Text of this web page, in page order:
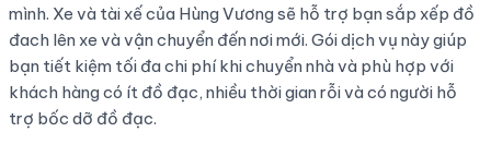
mình. Xe và tài xế của Hùng Vương sẽ hỗ trợ bạn sắp xếp đồ
đach lên xe và vận chuyển đến nơi mới. Gói dịch vụ này giúp
bạn tiết kiệm tối đa chi phí khi chuyển nhà và phù hợp với
khách hàng có ít đồ đạc, nhiều thời gian rỗi và có người hỗ
trợ bốc dỡ đồ đạc.